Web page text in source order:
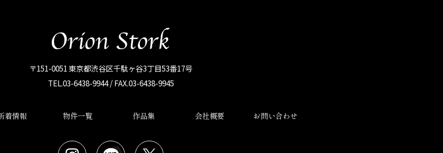
〒151-0051 東京都渋谷区千駄ヶ谷3丁目53番17号
TEL.03-6438-9944 / FAX.03-6438-9945
着情報 物件一覧 作品集 会社概要 お問い合わせ